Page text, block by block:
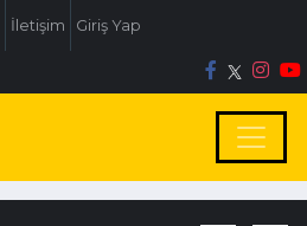
İletişim Giriş Yap